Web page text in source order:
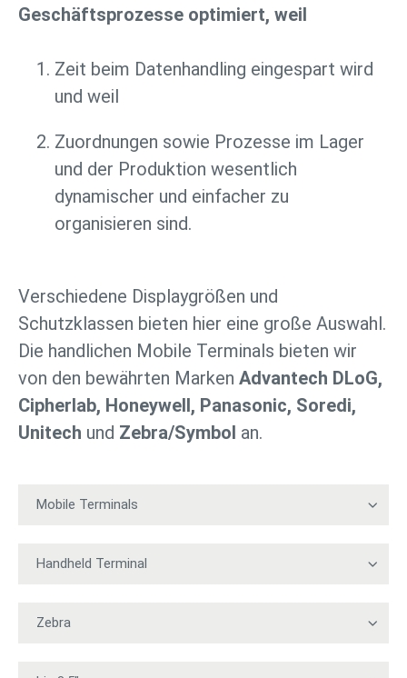
Geschäftsprozesse optimiert, weil
Zeit beim Datenhandling eingespart wird
und weil
Zuordnungen sowie Prozesse im Lager
und der Produktion wesentlich
dynamischer und einfacher zu
organisieren sind.
Verschiedene Displaygrößen und
Schutzklassen bieten hier eine große Auswahl.
Die handlichen Mobile Terminals bieten wir
von den bewährten Marken Advantech DLoG,
Cipherlab, Honeywell, Panasonic, Soredi,
Unitech und Zebra/Symbol an.